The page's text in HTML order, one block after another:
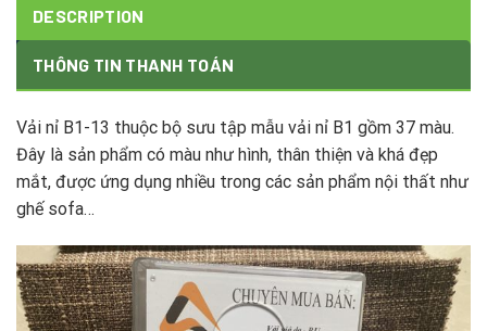
DESCRIPTION
THÔNG TIN THANH TOÁN
Vải nỉ B1-13 thuộc bộ sưu tập mẫu vải nỉ B1 gồm 37 màu.
Đây là sản phẩm có màu như hình, thân thiện và khá đẹp
mắt, được ứng dụng nhiều trong các sản phẩm nội thất như
ghế sofa…